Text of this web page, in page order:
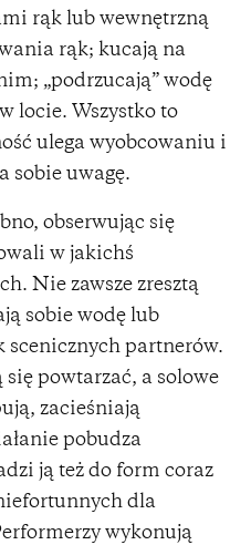
rąk lub wewnętrzną
rąk; kucają na
„podrzucają” wodę
locie. Wszystko to
ulega wyobcowaniu i
sobie uwagę.
obserwując się
w jakichś
Nie zawsze zresztą
sobie wodę lub
scenicznych partnerów.
się powtarzać, a solowe
zacieśniają
pobudza
ją też do form coraz
dla
wykonują